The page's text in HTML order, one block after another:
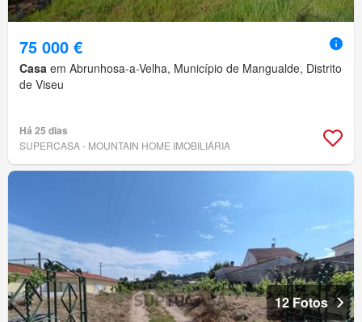
75 000 €
Casa em Abrunhosa-a-Velha, Município de Mangualde, Distrito
de Viseu
Há 25 dias
SUPERCASA - MOUNTAIN HOME IMOBILIÁRIA
12 Fotos